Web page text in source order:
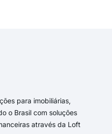
para imobiliárias,
o Brasil com soluções
através da Loft